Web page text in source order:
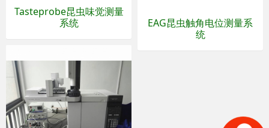
Tasteprobe昆虫味觉测量
系统
EAG昆虫触角电位测量系
统